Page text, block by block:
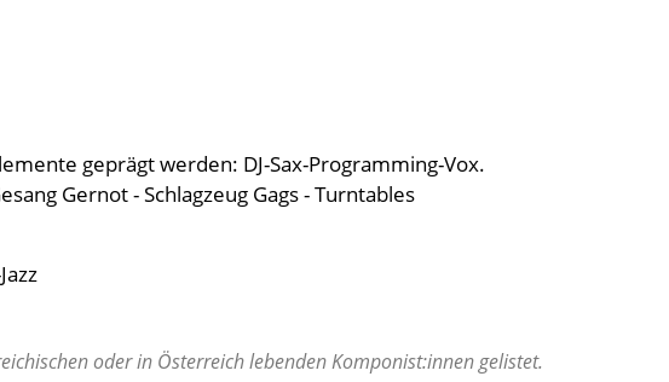
geprägt werden: DJ-Sax-Programming-Vox.
Gernot - Schlagzeug Gags - Turntables
oder in Österreich lebenden Komponist:innen gelistet.